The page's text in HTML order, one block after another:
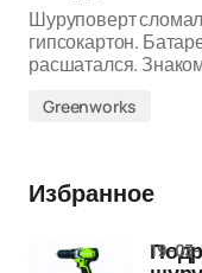
Шуруповерт
гипсокартон.
расшатался.
Greenworks
Избранное
19-